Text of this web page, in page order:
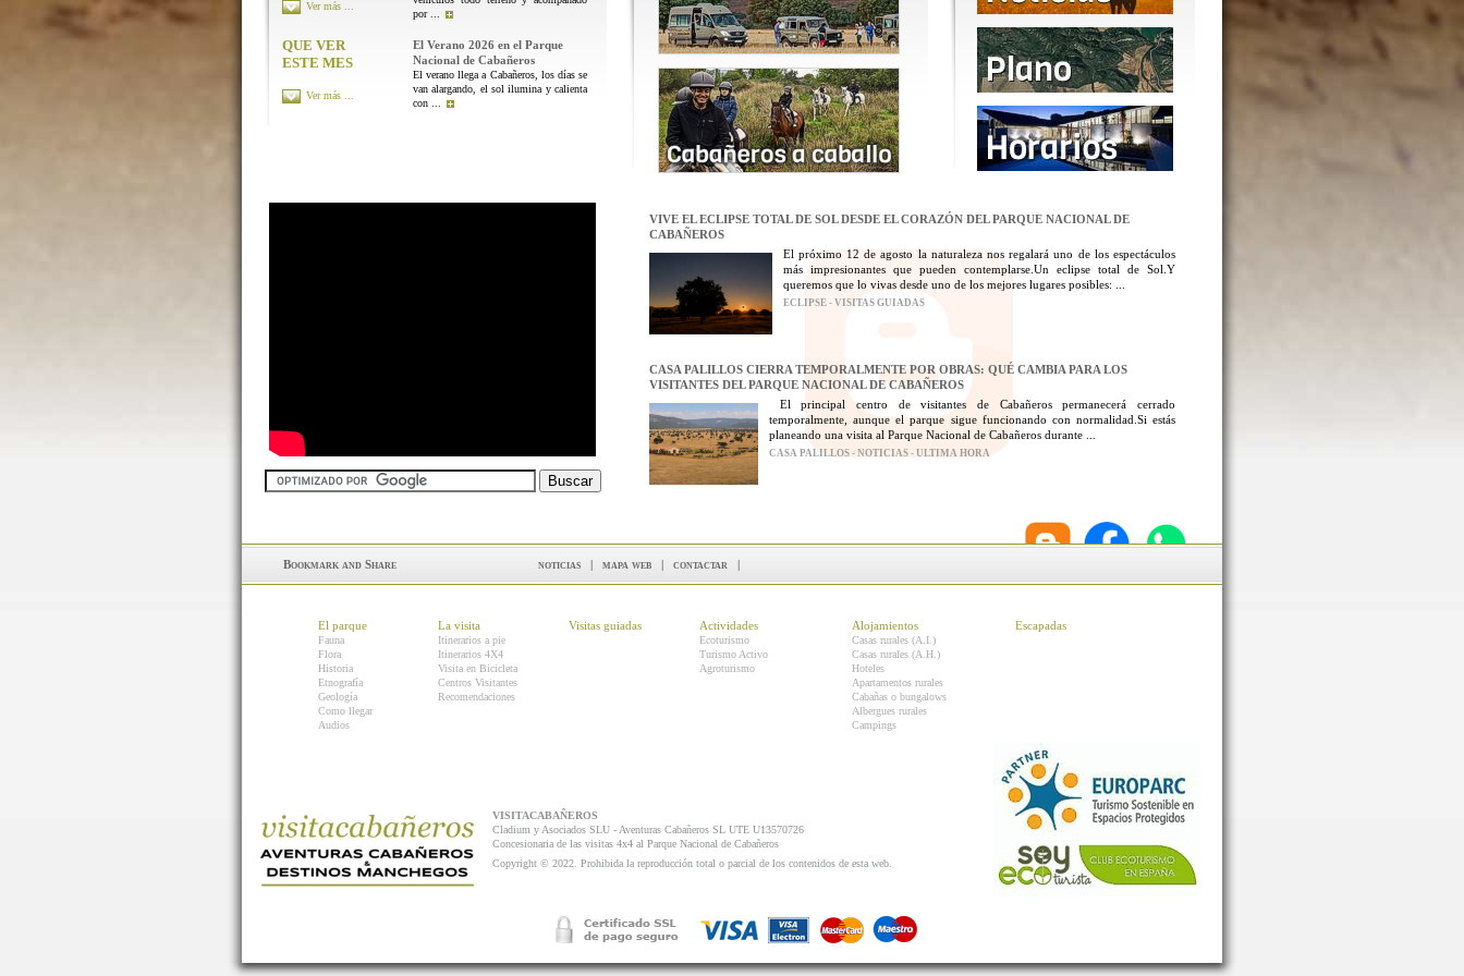
por ...
Ver más ...
QUE VER
ESTE MES
El Verano 2026 en el Parque
Nacional de Cabañeros
El verano llega a Cabañeros, los días se
van alargando, el sol ilumina y calienta
con ...
Ver más ...
VIVE EL ECLIPSE TOTAL DE SOL DESDE EL CORAZÓN DEL PARQUE NACIONAL DE
CABAÑEROS
El próximo 12 de agosto la naturaleza nos regalará uno de los espectáculos
más impresionantes que pueden contemplarse.Un eclipse total de Sol.Y
queremos que lo vivas desde uno de los mejores lugares posibles: ...
ECLIPSE - VISITAS GUIADAS
CASA PALILLOS CIERRA TEMPORALMENTE POR OBRAS: QUÉ CAMBIA PARA LOS
VISITANTES DEL PARQUE NACIONAL DE CABAÑEROS
El principal centro de visitantes de Cabañeros permanecerá cerrado
temporalmente, aunque el parque sigue funcionando con normalidad.Si estás
planeando una visita al Parque Nacional de Cabañeros durante ...
CASA PALILLOS - NOTICIAS - ULTIMA HORA
noticias | mapa web | contactar |
El parque
Fauna
Flora
Historia
Etnografía
Geología
Como llegar
Audios
La visita
Itinerarios a pie
Itinerarios 4X4
Visita en Bicicleta
Centros Visitantes
Recomendaciones
Visitas guiadas Actividades
Ecoturismo
Turismo Activo
Agroturismo
Alojamientos
Casas rurales (A.I.)
Casas rurales (A.H.)
Hoteles
Apartamentos rurales
Cabañas o bungalows
Albergues rurales
Campings
Escapadas
VISITACABAÑEROS
Cladium y Asociados SLU - Aventuras Cabañeros SL UTE U13570726
Concesionaria de las visitas 4x4 al Parque Nacional de Cabañeros
Copyright © 2022. Prohibida la reproducción total o parcial de los contenidos de esta web.